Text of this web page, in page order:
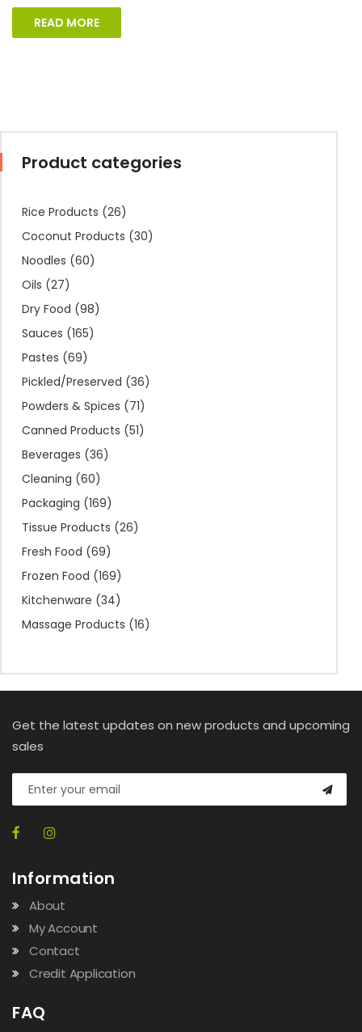
READ MORE
Product categories
Rice Products (26)
Coconut Products (30)
Noodles (60)
Oils (27)
Dry Food (98)
Sauces (165)
Pastes (69)
Pickled/Preserved (36)
Powders & Spices (71)
Canned Products (51)
Beverages (36)
Cleaning (60)
Packaging (169)
Tissue Products (26)
Fresh Food (69)
Frozen Food (169)
Kitchenware (34)
Massage Products (16)
Get the latest updates on new products and upcoming
sales
Information
About
My Account
Contact
Credit Application
FAQ